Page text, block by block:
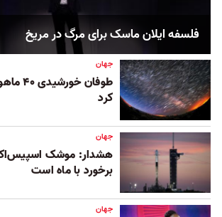
فلسفه ایلان ماسک برای مرگ در مریخ
جهان
طوفان
کرد
جهان
هشدار: موشک
برخورد با ماه است
جهان